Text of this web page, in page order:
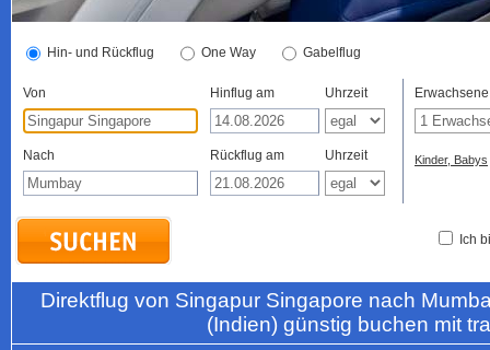
Hin- und Rückflug One Way Gabelflug
Von Hinflug am Uhrzeit
Nach Rückflug am Uhrzeit
Erwachsene
Kinder, Babys
Ich
Direktflug von Singapur Singapore nach
(Indien) günstig buchen mit